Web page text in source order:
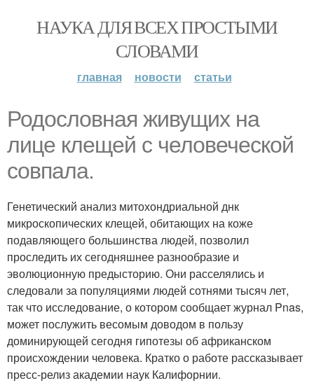
НАУКА ДЛЯ ВСЕХ ПРОСТЫМИ
СЛОВАМИ
главная новости статьи
Родословная живущих на
лице клещей с человеческой
совпала.
Генетический анализ митохондриальной днк
микроскопических клещей, обитающих на коже
подавляющего большинства людей, позволил
проследить их сегодняшнее разнообразие и
эволюционную предысторию. Они расселялись и
следовали за популяциями людей сотнями тысяч лет,
так что исследование, о котором сообщает журнал Pnas,
может послужить весомым доводом в пользу
доминирующей сегодня гипотезы об африканском
происхождении человека. Кратко о работе рассказывает
пресс-релиз академии наук Калифорнии.